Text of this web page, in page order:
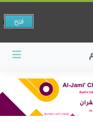
فتح